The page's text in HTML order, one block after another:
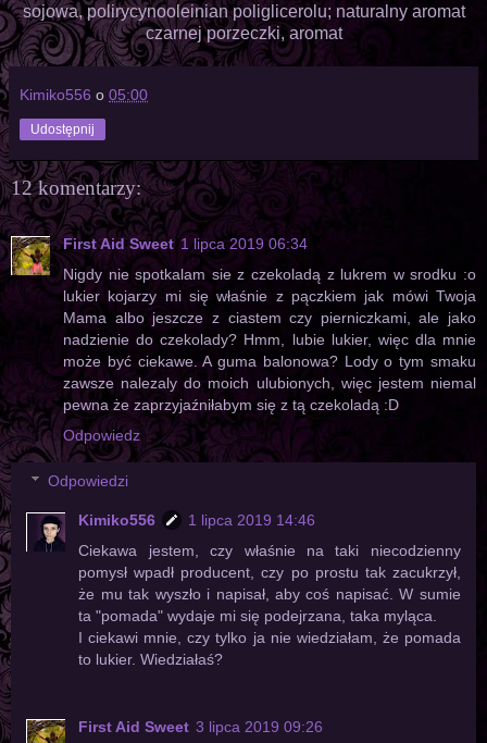
sojowa, polirycynooleinian poliglicerolu; naturalny aromat
czarnej porzeczki, aromat
Kimiko556 o 05:00
Udostępnij
12 komentarzy:
First Aid Sweet 1 lipca 2019 06:34
Nigdy nie spotkalam sie z czekoladą z lukrem w srodku :o
lukier kojarzy mi się właśnie z pączkiem jak mówi Twoja
Mama albo jeszcze z ciastem czy pierniczkami, ale jako
nadzienie do czekolady? Hmm, lubie lukier, więc dla mnie
może być ciekawe. A guma balonowa? Lody o tym smaku
zawsze nalezaly do moich ulubionych, więc jestem niemal
pewna że zaprzyjaźniłabym się z tą czekoladą :D
Odpowiedz
Odpowiedzi
Kimiko556
1 lipca 2019 14:46
Ciekawa jestem, czy właśnie na taki niecodzienny
pomysł wpadł producent, czy po prostu tak zacukrzył,
że mu tak wyszło i napisał, aby coś napisać. W sumie
ta "pomada" wydaje mi się podejrzana, taka myląca.
I ciekawi mnie, czy tylko ja nie wiedziałam, że pomada
to lukier. Wiedziałaś?
First Aid Sweet 3 lipca 2019 09:26